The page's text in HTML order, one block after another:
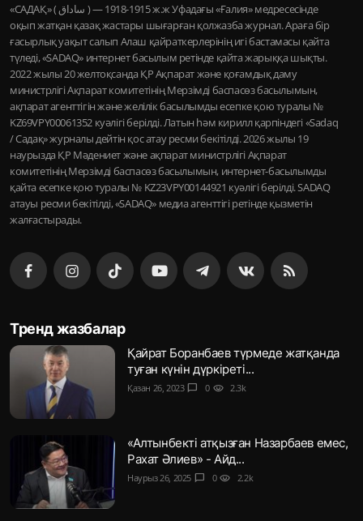
«САДАҚ» ( ساداق ) — 1915-1918 ж.ж Уфадағы «Ғалия» медресесінде
оқып жатқан қазақ жастары шығарған қолжазба журнал. Араға бір
ғасырлық уақыт салып Алаш қайраткерлерінің игі бастамасы қайта
түледі, «SADAQ» интернет басылым ретінде қайта жарыққа шықты.
2022 жылы 20 желтоқсанда ҚР Ақпарат және қоғамдық даму
министрлігі Ақпарат комитетінің Мерзімді баспасөз басылымын,
ақпарат агенттігін және желілік басылымды есепке қою туралы №
KZ69VPY00061352 куәлігі берілді. Латын һәм кирилл қарпіндегі «Sadaq
/ Садақ» журналы дейтін қос атау ресми бекітілді. 2026 жылы 19
наурызда ҚР Мәдениет және ақпарат министрлігі Ақпарат
комитетінің Мерзімді баспасөз басылымын, интернет-басылымды
қайта есепке қою туралы № KZ23VPY00144921 куәлігі берілді. SADAQ
атауы ресми бекітілді, «SADAQ» медиа агенттігі ретінде қызметін
жалғастырады.
Тренд жазбалар
Қайрат Боранбаев түрмеде жатқанда
туған күнін дүркіреті...
Қазан 26, 2023 chat_bubble 0 visibility 2.3k
«Алтынбекті атқызған Назарбаев емес,
Рахат Әлиев» - Айд...
Наурыз 26, 2025 chat_bubble 0 visibility 2.2k